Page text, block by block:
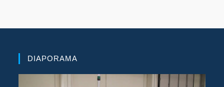
DIAPORAMA